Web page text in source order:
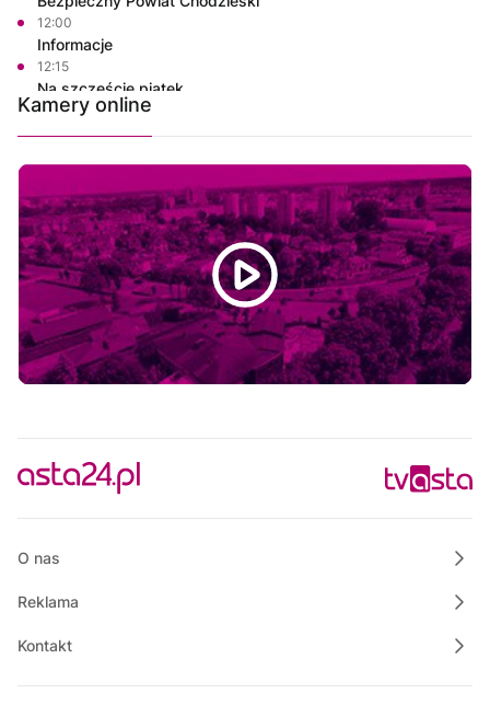
12:00
Informacje
12:15
Na szczęście piątek
12:30
Rozmowa dnia
13:00
Polskie Lasy
13:50
Raport PCT
14:00
Wielkopolska na Weekend
14:25
Wspólnie dla bezpieczeństwa Gminy Krajenka
14:30
Własnymi ścieżkami
15:00
Rowerem nad morze
Na własnych zasadach
Kamery online
O nas
Reklama
Kontakt